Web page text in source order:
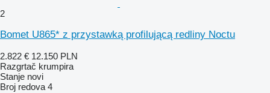
2
Bomet U865* z przystawką profilującą redliny Noctu
2.822 € 12.150 PLN
Razgrtač krumpira
Stanje novi
Broj redova 4